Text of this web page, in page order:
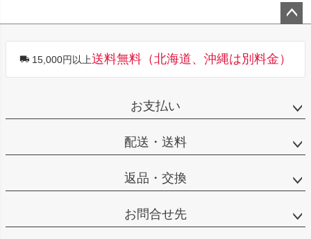
ップ
へ
15,000円以上送料無料（北海道、沖縄は別料金）
お支払い
配送・送料
返品・交換
お問合せ先